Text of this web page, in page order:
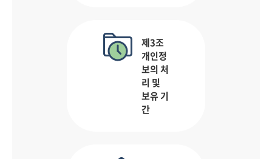
제3조
개인정
보의 처
리 및
보유 기
간